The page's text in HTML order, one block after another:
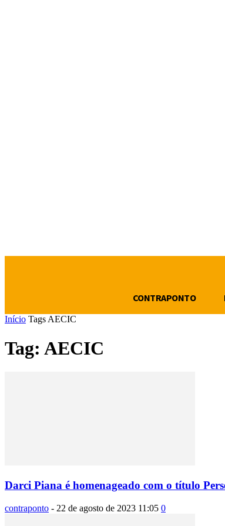
CONTRAPONTO
Início Tags AECIC
Tag: AECIC
Darci Piana é homenageado com o título
contraponto - 22 de agosto de 2023 11:05 0